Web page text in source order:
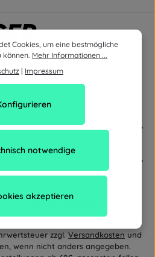
zzgl. Versandkosten und
wenn nicht anders angegeben.
Cookies, um eine bestmögliche
können. Mehr Informationen ...
| Impressum
notwendige
akzeptieren